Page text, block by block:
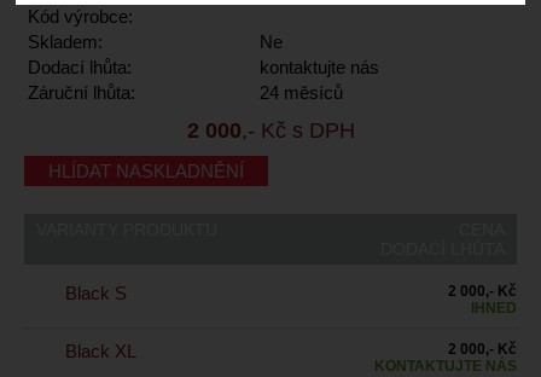
Kód výrobce:
Skladem:
Ne
Dodací lhůta:
kontaktujte nás
Záruční lhůta:
24 měsíců
2 000,- Kč s DPH
HLÍDAT NASKLADNĚNÍ
Black S
2 000,- Kč
IHNED
Black XL
2 000,- Kč
KONTAKTUJTE NÁS